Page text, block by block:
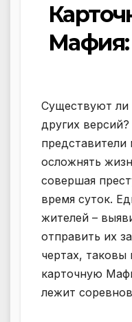
Мафия:
Существуют ли
других
осложнять
совершая
время суток.
жителей –
отправить их
чертах,
карточную
лежит